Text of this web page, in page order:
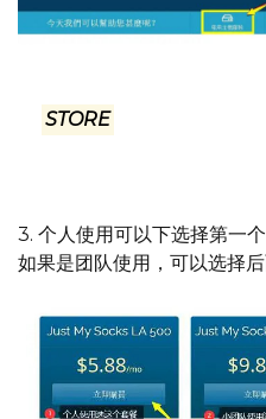
STORE
3. 个人使用可以下选择第一
如果是团队使用，可以选择